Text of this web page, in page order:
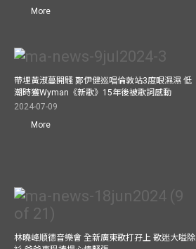
More
帶埋黃淑蔓開騷 鄭伊健巡唱倫敦站3度眼濕濕 低
潮時獲Wyman《新歌》15年後被歌詞感動
2024-07-09
More
林曉峰順德音樂會 全新廣東歌打孖上 歌迷大嗌除